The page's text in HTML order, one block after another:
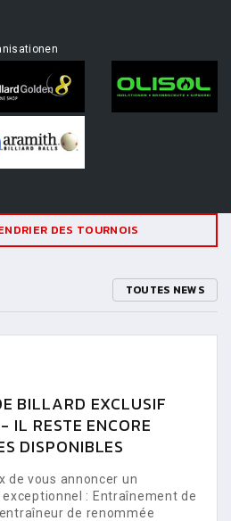
DES TOURNOIS
TOUTES NEWS
BILLARD EXCLUSIF
IL RESTE ENCORE
DISPONIBLES
de vous annoncer un
: Entraînement de
de renommée